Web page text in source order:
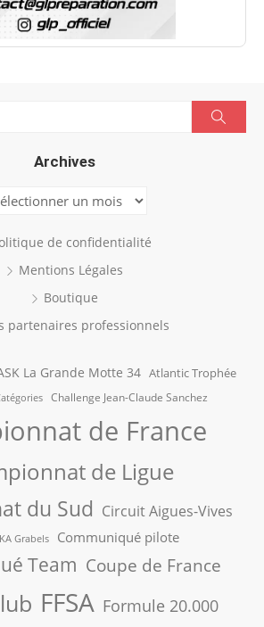
Archives
de confidentialité
Mentions Légales
Boutique
partenaires professionnels
La Grande Motte 34 Atlantic Trophée
Challenge Jean-Claude Sanchez
de France
de Ligue
du Sud Circuit Aigues-Vives
Grabels Communiqué pilote
Team Coupe de France
FFSA Formule 20.000